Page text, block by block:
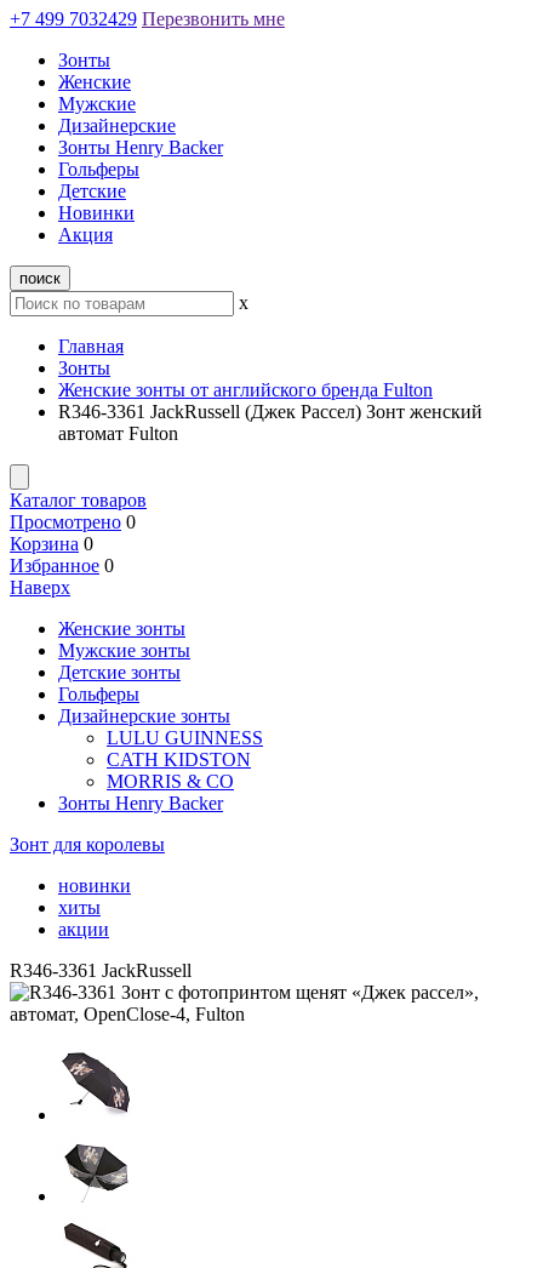
+7 499 7032429 Перезвонить мне
Зонты
Женские
Мужские
Дизайнерские
Зонты Henry Backer
Гольферы
Детские
Новинки
Акция
поиск
x
Главная
Зонты
Женские зонты от английского бренда Fulton
R346-3361 JackRussell (Джек Рассел) Зонт женский
автомат Fulton
Каталог товаров
Просмотрено 0
Корзина 0
Избранное 0
Наверх
Женские зонты
Мужские зонты
Детские зонты
Гольферы
Дизайнерские зонты
LULU GUINNESS
CATH KIDSTON
MORRIS & CO
Зонты Henry Backer
Зонт для королевы
новинки
хиты
акции
R346-3361 JackRussell